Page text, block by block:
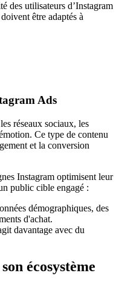
des utilisateurs d’Instagram
être adaptés à
Ads
réseaux sociaux, les
Ce type de contenu
et la conversion
Instagram optimisent leur
public cible engagé :
démographiques, des
d'achat.
davantage avec du
écosystème